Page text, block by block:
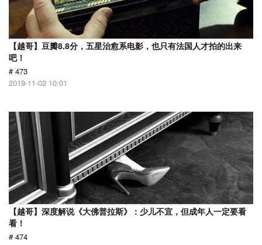
【越哥】豆瓣8.8分，五星治愈系电影，也只有法国人才拍的出来
吧！
# 473
2019-11-02 10:01
【越哥】深度解说《大佛普拉斯》：少儿不宜，但成年人一定要看
看！
# 474